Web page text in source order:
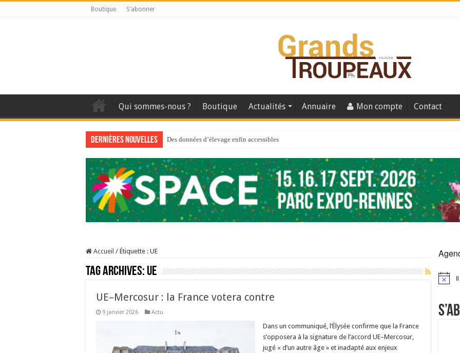
Boutique S’abonner
Qui sommes-nous ? Boutique Actualités Annuaire Mon compte Contact
Dernières nouvelles Des données d’élevage enfin accessibles
Au sommaire du premier numéro de 2025
Au sommaire de GTM 110
Aidez-nous à améliorer la santé de vos veaux !
Au sommaire de GTM 91
À l’est, un nouveau virus
Accueil / Étiquette : UE
Tag Archives: UE
UE–Mercosur : la France votera contre
9 janvier 2026 Actu
Dans un communiqué, l’Élysée confirme que la France
s’opposera à la signature de l’accord UE–Mercosur,
jugé « d’un autre âge » et inadapté aux enjeux
Notice